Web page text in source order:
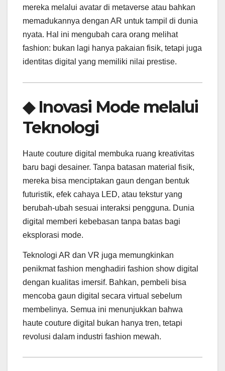
mereka melalui avatar di metaverse atau bahkan
memadukannya dengan AR untuk tampil di dunia
nyata. Hal ini mengubah cara orang melihat
fashion: bukan lagi hanya pakaian fisik, tetapi juga
identitas digital yang memiliki nilai prestise.
◆ Inovasi Mode melalui
Teknologi
Haute couture digital membuka ruang kreativitas
baru bagi desainer. Tanpa batasan material fisik,
mereka bisa menciptakan gaun dengan bentuk
futuristik, efek cahaya LED, atau tekstur yang
berubah-ubah sesuai interaksi pengguna. Dunia
digital memberi kebebasan tanpa batas bagi
eksplorasi mode.
Teknologi AR dan VR juga memungkinkan
penikmat fashion menghadiri fashion show digital
dengan kualitas imersif. Bahkan, pembeli bisa
mencoba gaun digital secara virtual sebelum
membelinya. Semua ini menunjukkan bahwa
haute couture digital bukan hanya tren, tetapi
revolusi dalam industri fashion mewah.